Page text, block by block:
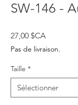
SW-146 -
27,00 $CAPrix
Pas de livraison.
Taille *
Sélectionner